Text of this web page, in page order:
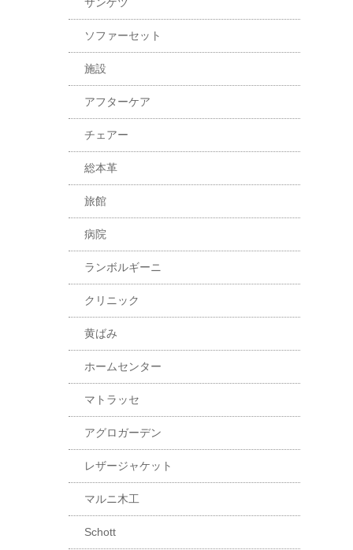
ソファーセット
施設
アフターケア
チェアー
総本革
旅館
病院
ランボルギーニ
クリニック
黄ばみ
ホームセンター
マトラッセ
アグロガーデン
レザージャケット
マルニ木工
Schott